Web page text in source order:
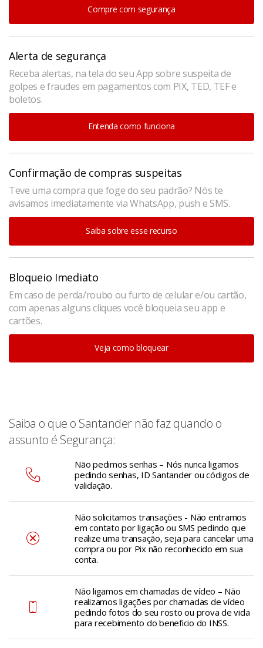
Compre com segurança
Alerta de segurança
Receba alertas, na tela do seu App sobre suspeita de
golpes e fraudes em pagamentos com PIX, TED, TEF e
boletos.
Entenda como funciona
Confirmação de compras suspeitas
Teve uma compra que foge do seu padrão? Nós te
avisamos imediatamente via WhatsApp, push e SMS.
Saiba sobre esse recurso
Bloqueio Imediato
Em caso de perda/roubo ou furto de celular e/ou cartão,
com apenas alguns cliques você bloqueia seu app e
cartões.
Veja como bloquear
Saiba o que o Santander não faz quando o
assunto é Segurança:
Não pedimos senhas – Nós nunca ligamos
pedindo senhas, ID Santander ou códigos de
validação.
Não solicitamos transações - Não entramos
em contato por ligação ou SMS pedindo que
realize uma transação, seja para cancelar uma
compra ou por Pix não reconhecido em sua
conta.
Não ligamos em chamadas de vídeo – Não
realizamos ligações por chamadas de vídeo
pedindo fotos do seu rosto ou prova de vida
para recebimento do beneficio do INSS.